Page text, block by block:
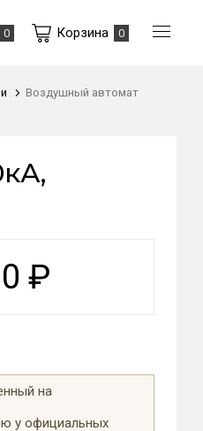
0 Корзина 0
Воздушный автомат
₽
на
у официальных